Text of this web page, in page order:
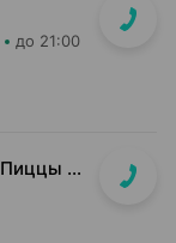
до 21:00
ул. Маяковского, д. 10, пом. 13 (возле Пиццы Мании)